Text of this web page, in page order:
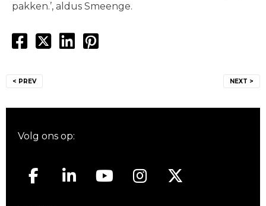
pakken.’, aldus Smeenge.
navigatie
< PREV NEXT >
Volg ons op: